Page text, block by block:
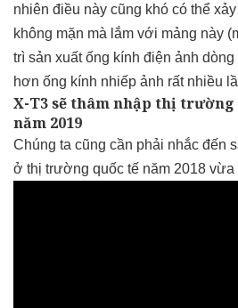
nhiên điều này cũng khó có thể
không mặn mà lắm với mảng này
trì sản xuất ống kính điện ảnh
hơn ống kính nhiếp ảnh rất nhiều
X-T3 sẽ thâm nhập thị
năm 2019
Chúng ta cũng cần phải nhắc đến
ở thị trường quốc tế năm 2018 vừa